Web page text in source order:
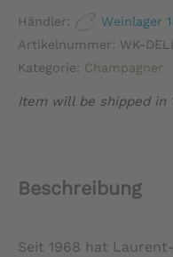
-
"Rubans"
Händler:
Weinlager
Artikelnummer: WK-
Kategorie: Champagner
Item will be shipped in
Beschreibung
Seit 1968 hat